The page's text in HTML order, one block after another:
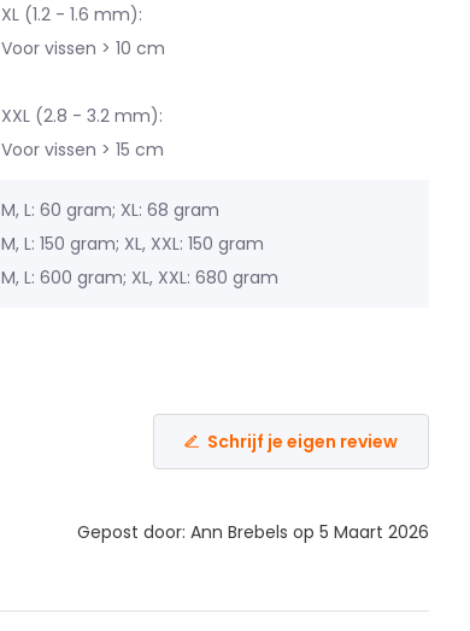
XL (1.2 - 1.6 mm):
Voor vissen > 10 cm
XXL (2.8 - 3.2 mm):
Voor vissen > 15 cm
M, L: 60 gram; XL: 68 gram
M, L: 150 gram; XL, XXL: 150 gram
M, L: 600 gram; XL, XXL: 680 gram
Schrijf je eigen review
Gepost door: Ann Brebels op 5 Maart 2026